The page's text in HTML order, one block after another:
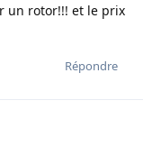
un rotor!!! et le prix
Répondre